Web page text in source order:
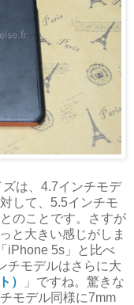
は、4.7インチモデ
して、5.5インチモ
とのことです。さすが
と大きい感じがしま
iPhone 5s」と比べ
チモデルはさらに大
）
」ですね。驚きな
モデル同様に7mm